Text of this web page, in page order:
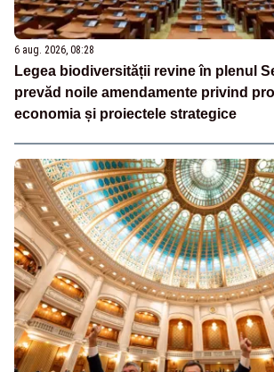
6 aug. 2026, 08:28
Legea biodiversității revine în plenul
prevăd noile amendamente privind
economia și proiectele strategice